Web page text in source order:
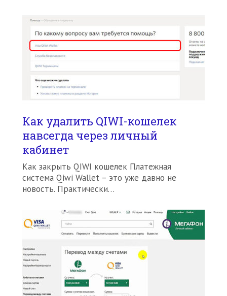
Как удалить QIWI-кошелек
навсегда через личный
кабинет
Как закрыть QIWI кошелек Платежная
система Qiwi Wallet – это уже давно не
новость. Практически…